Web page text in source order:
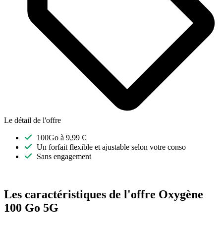
Le détail de l'offre
100Go à 9,99 €
Un forfait flexible et ajustable selon votre conso
Sans engagement
Les caractéristiques de l'offre Oxygène
100 Go 5G